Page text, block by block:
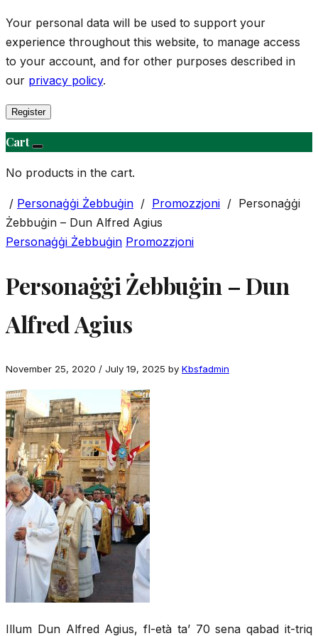
Your personal data will be used to support your
experience throughout this website, to manage access
to your account, and for other purposes described in
our privacy policy.
Register
Cart
No products in the cart.
/ Personaġġi Żebbuġin / Promozzjoni / Personaġġi
Żebbuġin – Dun Alfred Agius
Personaġġi Żebbuġin Promozzjoni
Personaġġi Żebbuġin – Dun
Alfred Agius
November 25, 2020 / July 19, 2025 by Kbsfadmin
Illum Dun Alfred Agius, fl-età ta’ 70 sena qabad it-triq